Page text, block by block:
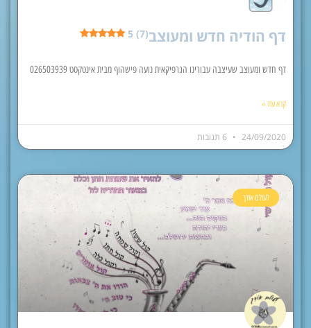
דף הודיה חדש ומעוצב5 (7)
דף חדש ומעוצב שעיצבה עבורינו הגרפיקאית נועה פישהוף מבית אינטקסט 026503939
קרא עוד »
24/09/2020
לעולם אודך